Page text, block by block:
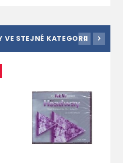
VE STEJNÉ KATEGORII